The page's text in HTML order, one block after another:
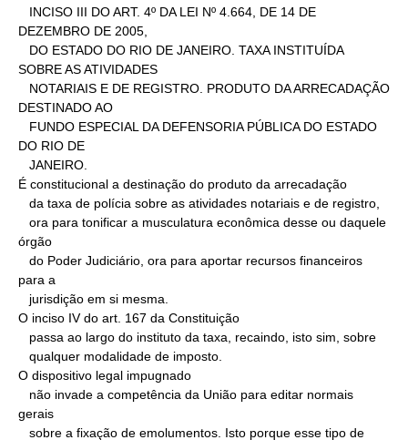
DEZEMBRO DE 2005,
SOBRE AS ATIVIDADES
DESTINADO AO
DO RIO DE
É constitucional a destinação do produto da arrecadação
órgão
para a
O inciso IV do art. 167 da Constituição
O dispositivo legal impugnado
gerais